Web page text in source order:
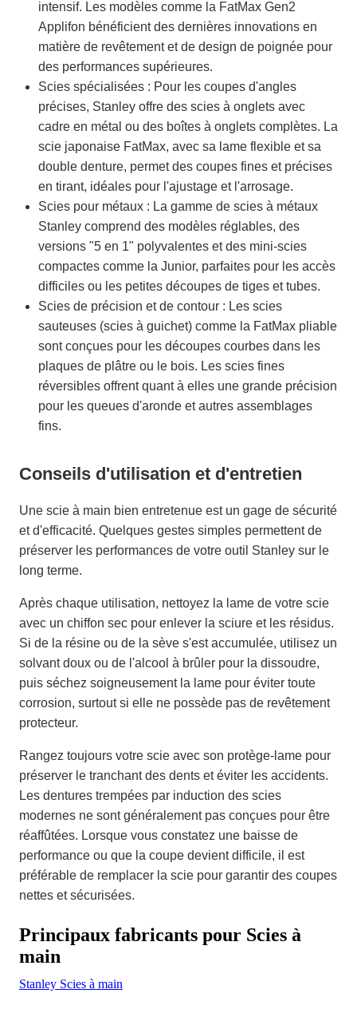
intensif. Les modèles comme la FatMax Gen2
Applifon bénéficient des dernières innovations en
matière de revêtement et de design de poignée pour
des performances supérieures.
Scies spécialisées : Pour les coupes d'angles
précises, Stanley offre des scies à onglets avec
cadre en métal ou des boîtes à onglets complètes. La
scie japonaise FatMax, avec sa lame flexible et sa
double denture, permet des coupes fines et précises
en tirant, idéales pour l'ajustage et l'arrosage.
Scies pour métaux : La gamme de scies à métaux
Stanley comprend des modèles réglables, des
versions "5 en 1" polyvalentes et des mini-scies
compactes comme la Junior, parfaites pour les accès
difficiles ou les petites découpes de tiges et tubes.
Scies de précision et de contour : Les scies
sauteuses (scies à guichet) comme la FatMax pliable
sont conçues pour les découpes courbes dans les
plaques de plâtre ou le bois. Les scies fines
réversibles offrent quant à elles une grande précision
pour les queues d'aronde et autres assemblages
fins.
Conseils d'utilisation et d'entretien
Une scie à main bien entretenue est un gage de sécurité
et d'efficacité. Quelques gestes simples permettent de
préserver les performances de votre outil Stanley sur le
long terme.
Après chaque utilisation, nettoyez la lame de votre scie
avec un chiffon sec pour enlever la sciure et les résidus.
Si de la résine ou de la sève s'est accumulée, utilisez un
solvant doux ou de l'alcool à brûler pour la dissoudre,
puis séchez soigneusement la lame pour éviter toute
corrosion, surtout si elle ne possède pas de revêtement
protecteur.
Rangez toujours votre scie avec son protège-lame pour
préserver le tranchant des dents et éviter les accidents.
Les dentures trempées par induction des scies
modernes ne sont généralement pas conçues pour être
réaffûtées. Lorsque vous constatez une baisse de
performance ou que la coupe devient difficile, il est
préférable de remplacer la scie pour garantir des coupes
nettes et sécurisées.
Principaux fabricants pour Scies à
main
Stanley Scies à main